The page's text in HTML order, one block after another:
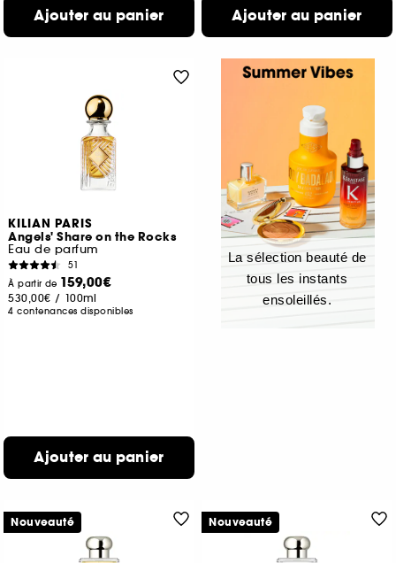
Ajouter au panier Ajouter au panier
KILIAN PARIS
Angels' Share on the Rocks
Eau de parfum
51
À partir de 159,00€
530,00€ / 100ml
4 contenances disponibles
Ajouter au panier
La sélection beauté de
tous les instants
ensoleillés.
Nouveauté Nouveauté